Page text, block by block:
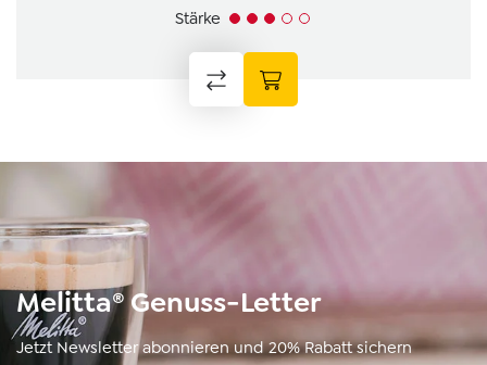
Stärke
Melitta® Genuss-Letter
Jetzt Newsletter abonnieren und 20% Rabatt sichern